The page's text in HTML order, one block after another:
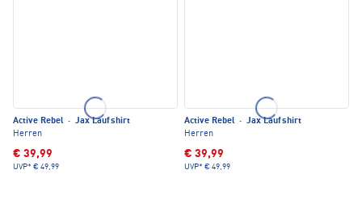
Active Rebel · Jax Laufshirt
Herren
€ 39,99
UVP* € 49,99
Active Rebel · Jax Laufshirt
Herren
€ 39,99
UVP* € 49,99